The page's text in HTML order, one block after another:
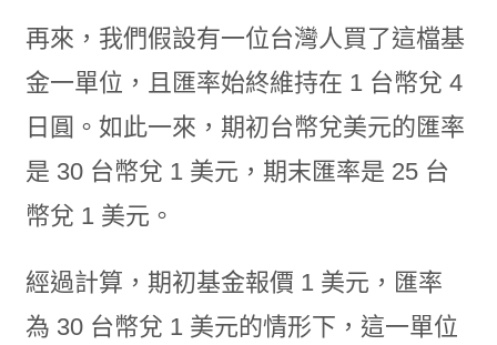
再來，我們假設有一位台灣人買了這檔基
金一單位，且匯率始終維持在 1 台幣兌 4
日圓。如此一來，期初台幣兌美元的匯率
是 30 台幣兌 1 美元，期末匯率是 25 台
幣兌 1 美元。
經過計算，期初基金報價 1 美元，匯率
為 30 台幣兌 1 美元的情形下，這一單位